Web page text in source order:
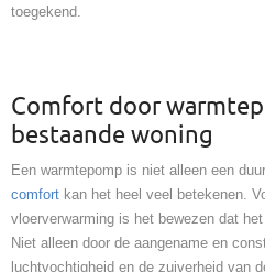
toegekend.
Comfort door
bestaande woning
Een warmtepomp is niet alleen een
comfort kan het heel veel betekenen.
vloerverwarming is het bewezen dat
Niet alleen door de aangename en
luchtvochtigheid en de zuiverheid van